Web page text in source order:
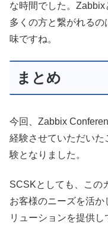
な時間でした。
多くの方と繋がれる
味ですね。
まとめ
今回、Zabbix
経験させていただい
験となりました。
SCSKとしても、この
お客様のニーズを活
リューションを提供し